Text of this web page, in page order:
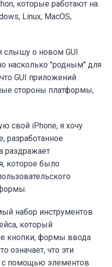
которые работают на
Linux, MacOS,
слышу о новом GUI
насколько "родным" для
GUI приложений
стороны платформы,
свой iPhone, я хочу
разработанное
раздражает
которое было
набор инструментов
который
кнопки, формы ввода
означает, что эти
помощью элементов